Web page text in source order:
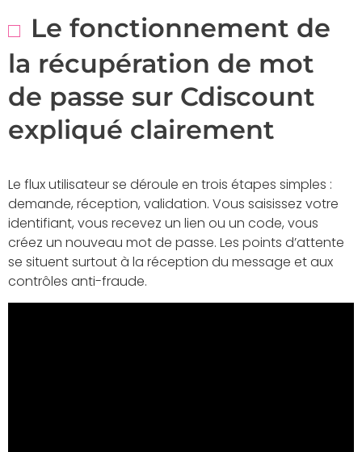
Le fonctionnement de
la récupération de mot
de passe sur Cdiscount
expliqué clairement
Le flux utilisateur se déroule en trois étapes simples :
demande, réception, validation. Vous saisissez votre
identifiant, vous recevez un lien ou un code, vous
créez un nouveau mot de passe. Les points d’attente
se situent surtout à la réception du message et aux
contrôles anti-fraude.